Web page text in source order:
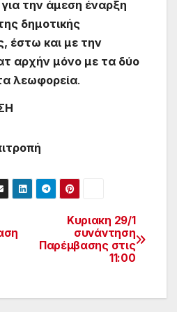
την άμεση έναρξη
δημοτικής
έστω και με την
αρχήν μόνο με τα δύο
λεωφορεία.
Κυριακη 29/1
συνάντηση
Παρέμβασης στις
11:00